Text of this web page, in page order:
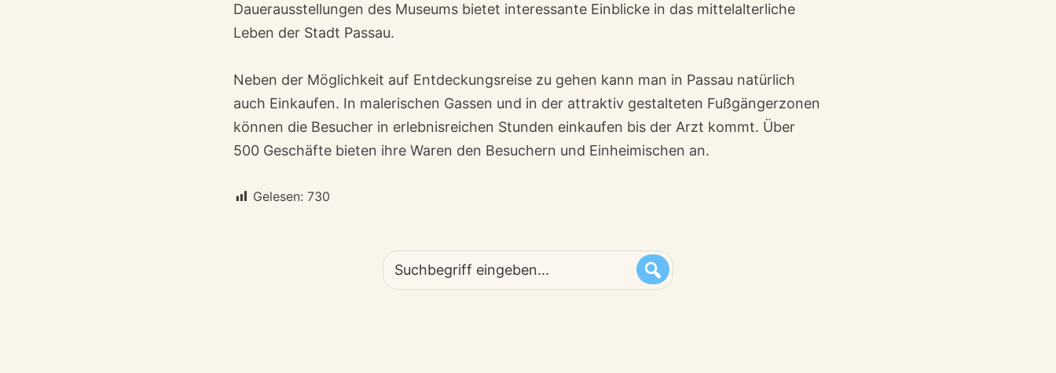
Dauerausstellungen des Museums bietet interessante Einblicke in das mittelalterliche
Leben der Stadt Passau.
Neben der Möglichkeit auf Entdeckungsreise zu gehen kann man in Passau natürlich
auch Einkaufen. In malerischen Gassen und in der attraktiv gestalteten Fußgängerzonen
können die Besucher in erlebnisreichen Stunden einkaufen bis der Arzt kommt. Über
500 Geschäfte bieten ihre Waren den Besuchern und Einheimischen an.
Gelesen: 730
Suchbegriff
eingeben...